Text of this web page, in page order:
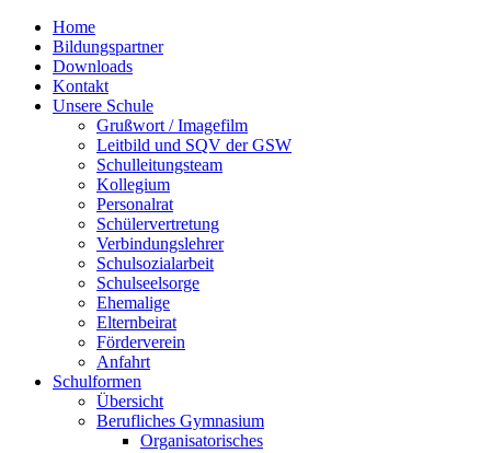
Home
Bildungspartner
Downloads
Kontakt
Unsere Schule
Grußwort / Imagefilm
Leitbild und SQV der GSW
Schulleitungsteam
Kollegium
Personalrat
Schülervertretung
Verbindungslehrer
Schulsozialarbeit
Schulseelsorge
Ehemalige
Elternbeirat
Förderverein
Anfahrt
Schulformen
Übersicht
Berufliches Gymnasium
Organisatorisches